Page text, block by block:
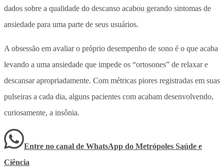
dados sobre a qualidade do descanso acabou gerando sintomas de
ansiedade para uma parte de seus usuários.
A obsessão em avaliar o próprio desempenho de sono é o que acaba
levando a uma ansiedade que impede os “ortosones” de relaxar e
descansar apropriadamente. Com métricas piores registradas em suas
pulseiras a cada dia, alguns pacientes com acabam desenvolvendo,
curiosamente, a insônia.
Entre no canal de WhatsApp do Metrópoles Saúde e
Ciência